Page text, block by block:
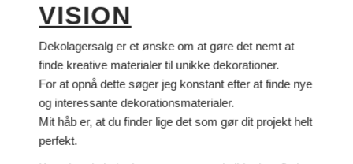
VISION
Dekolagersalg er et ønske om at gøre det nemt at
finde kreative materialer til unikke dekorationer.
For at opnå dette søger jeg konstant efter at finde nye
og interessante dekorationsmaterialer.
Mit håb er, at du finder lige det som gør dit projekt helt
perfekt.